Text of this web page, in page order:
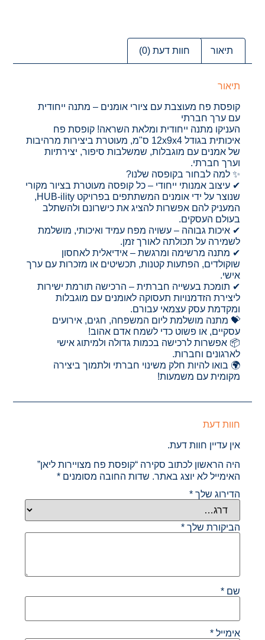
תיאור חוות דעת (0)
תיאור
קופסת פח מעוצבת עם ציורי אומנים – מתנה ייחודית
עם ערך חברתי
העניקו מתנה ייחודית ומלאת השראה! קופסת פח
איכותית בגודל 12x9x4 ס"מ, מעוטרת ביצירות מרהיבות
של אמנים עם מוגבלות, שמשלבות סיפור, יצירתיות
וערך חברתי.
✨ למה לבחור בקופסה שלנו?
✔ עיצוב אמנותי ייחודי – כל קופסה מעוטרת בציור מקורי
שנוצר על ידי אומנים המשתתפים בפרויקט HUB-ility,
המעניק להם אפשרות להציג את כישרונם ולהשתלב
בעולם העסקים.
✔ איכות גבוהה – עשויה מפח עמיד ואיכותי, מושלמת
לשמירה על תכולתה לאורך זמן.
✔ מתנה מרשימה ומרגשת – אידיאלית לאחסון
שוקולדים, הפתעות קטנות, תכשיטים או מזכרות עם ערך
אישי.
✔ תומכת בעשייה חברתית – הרכישה תורמת ישירות
ליצירת הזדמנויות תעסוקה לאומנים עם מוגבלות
ומקדמת עסק עצמאי עבורם.
💝 מתנה מושלמת ליום המשפחה, חגים, אירועים
עסקיים, או פשוט כדי לשמח אדם אהוב!
📦 אפשרות לרכישה בכמות גדולה ולמיתוג אישי
לארגונים וחברות.
🌍 בואו להיות חלק משינוי חברתי ולתמוך ביצירה
מקומית עם משמעות!
חוות דעת
אין עדיין חוות דעת.
היה הראשון לכתוב סקירה “קופסת פח מצויירות ליאן”
האימייל לא יוצג באתר. שדות החובה מסומנים*
הדירוג שלך*
הביקורת שלך*
שם*
אימייל*